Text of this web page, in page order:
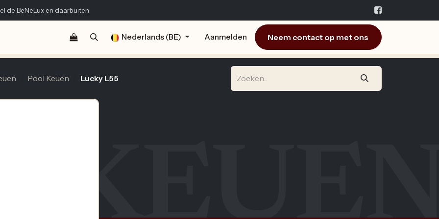
de BeNeLux en daarbuiten
Documentatie Publicaties Contact
Nederlands (BE) Aanmelden Neem contact op met ons
Pool Keuen Lucky L55